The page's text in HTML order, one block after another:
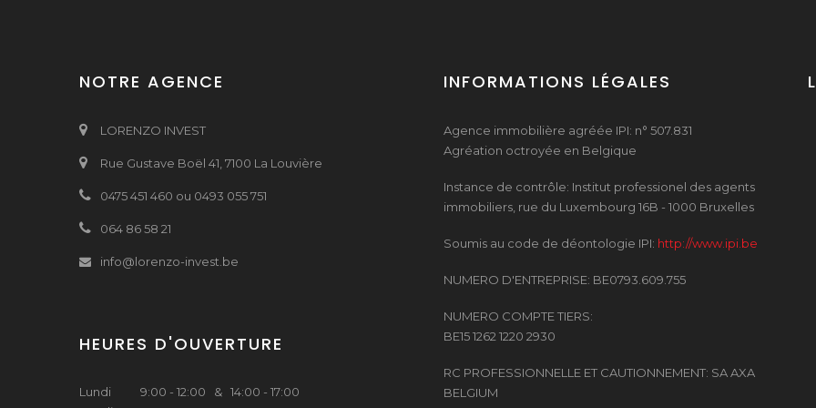
NOTRE AGENCE
LORENZO INVEST
Rue Gustave Boël 41, 7100 La Louvière
0475 451 460 ou 0493 055 751
064 86 58 21
info@lorenzo-invest.be
HEURES D'OUVERTURE
Lundi
9:00 - 12:00 & 14:00 - 17:00
INFORMATIONS LÉGALES
Agence immobilière agréée IPI: n° 507.831
Agréation octroyée en Belgique
Instance de contrôle: Institut professionel des agents
immobiliers, rue du Luxembourg 16B - 1000 Bruxelles
Soumis au code de déontologie IPI: http://www.ipi.be
NUMERO D'ENTREPRISE: BE0793.609.755
NUMERO COMPTE TIERS:
BE15 1262 1220 2930
RC PROFESSIONNELLE ET CAUTIONNEMENT: SA AXA
BELGIUM